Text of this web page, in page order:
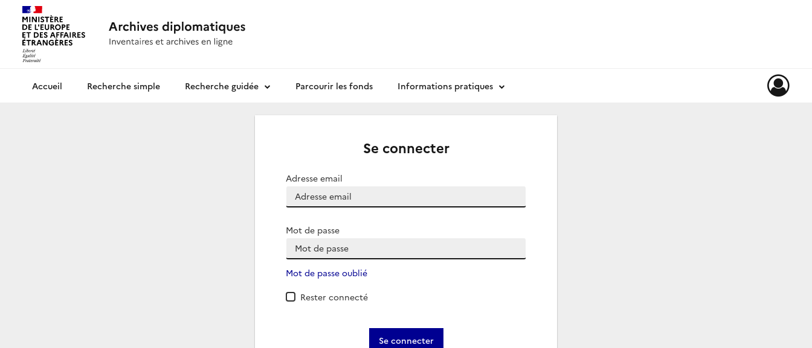
Archives diplomatiquesRecherche simple Recherche guidée Parcourir les fonds Informations pratiques
Se connecter
Adresse email
Mot de passe
Mot de passe oublié
Rester connecté
Se connecter